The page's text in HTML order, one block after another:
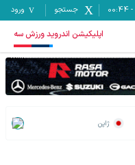
-
00:44 جستجو ورود
اپلیکیشن اندروید ورزش سه
ژاپن